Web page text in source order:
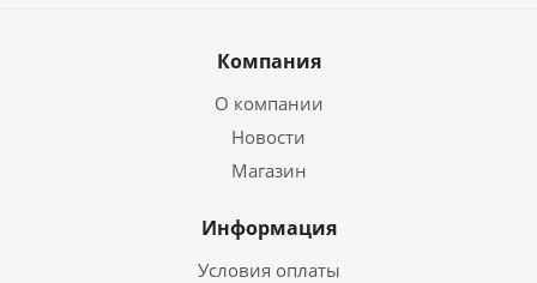
Компания
О компании
Новости
Магазин
Информация
Условия оплаты